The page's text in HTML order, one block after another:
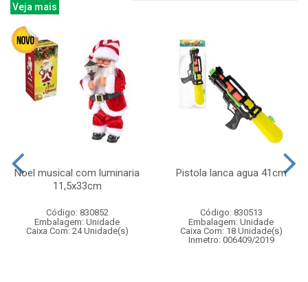
Veja mais
Noel musical com luminaria
11,5x33cm
Código: 830852
Embalagem: Unidade
Caixa Com: 24 Unidade(s)
Pistola lanca agua 41cm
Código: 830513
Embalagem: Unidade
Caixa Com: 18 Unidade(s)
Inmetro: 006409/2019